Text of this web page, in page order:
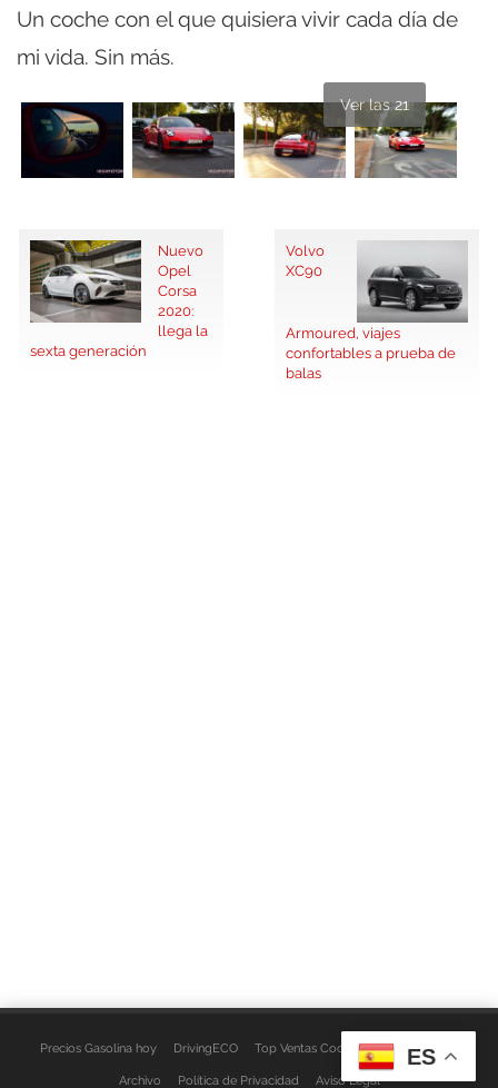
Un coche con el que quisiera vivir cada día de
mi vida. Sin más.
Ver las 21
Nuevo
Opel
Corsa
2020:
llega la
sexta generación
Volvo
XC90
Armoured, viajes
confortables a prueba de
balas
Precios Gasolina hoy DrivingECO Top Ventas Coches EspacioFurgo
Archivo Política de Privacidad Aviso Legal
ES